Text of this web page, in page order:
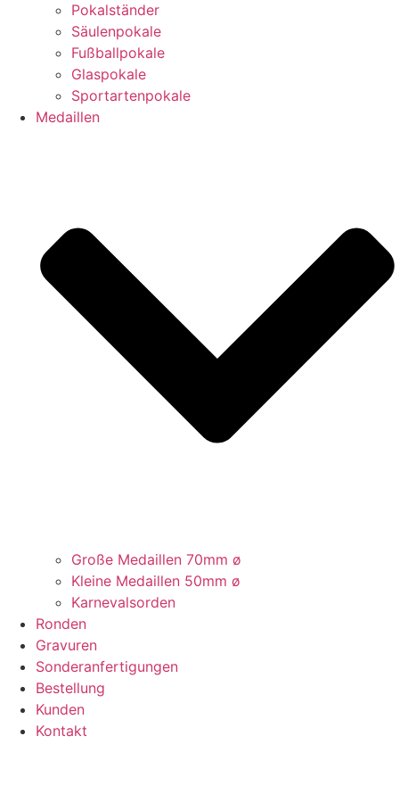
Pokalständer
Säulenpokale
Fußballpokale
Glaspokale
Sportartenpokale
Medaillen
Große Medaillen 70mm ø
Kleine Medaillen 50mm ø
Karnevalsorden
Ronden
Gravuren
Sonderanfertigungen
Bestellung
Kunden
Kontakt